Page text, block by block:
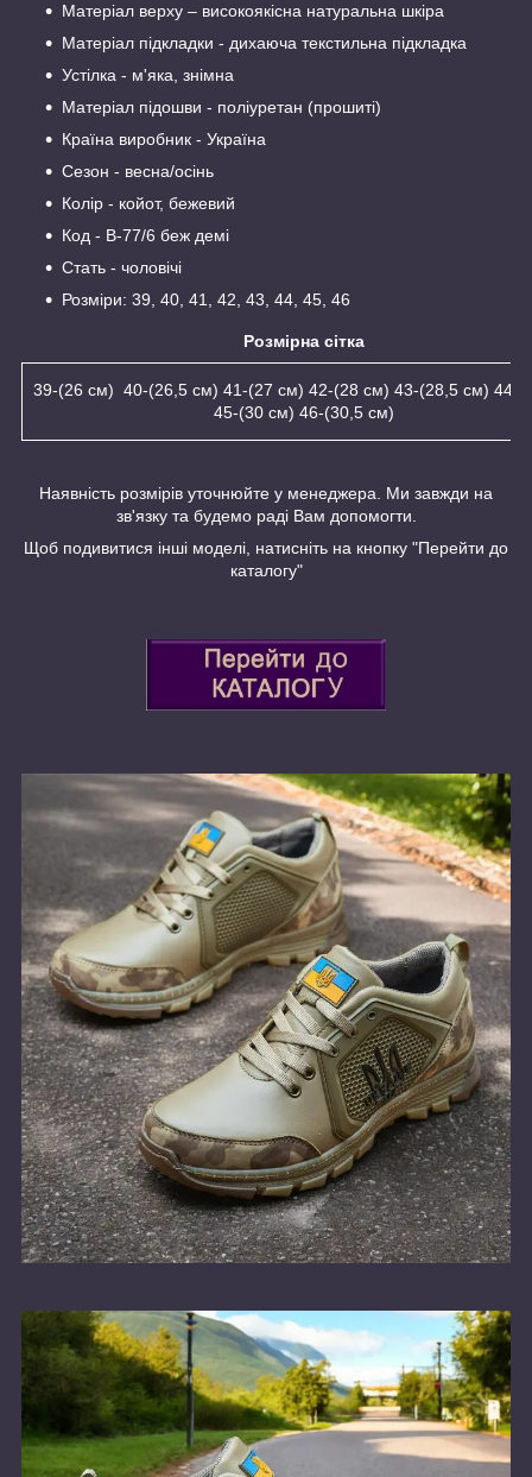
Матеріал верху – високоякісна натуральна шкіра
Матеріал підкладки - дихаюча текстильна підкладка
Устілка - м'яка, знімна
Матеріал підошви - поліуретан (прошиті)
Країна виробник - Україна
Сезон - весна/осінь
Колір - койот, бежевий
Код - В-77/6 беж демі
Стать - чоловічі
Розміри: 39, 40, 41, 42, 43, 44, 45, 46
Розмірна сітка
39-(26 см) 40-(26,5 см) 41-(27 см) 42-(28 см) 43-(28,5 см) 44-
45-(30 см) 46-(30,5 см)
Наявність розмірів уточнюйте у менеджера. Ми завжди на
зв'язку та будемо раді Вам допомогти.
Щоб подивитися інші моделі, натисніть на кнопку "Перейти до
каталогу"